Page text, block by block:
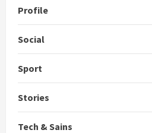
Profile
Social
Sport
Stories
Tech & Sains